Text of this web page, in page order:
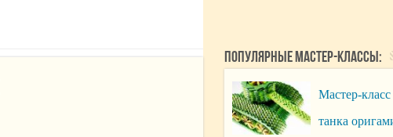
Популярные мастер-классы:
Мастер-
танка